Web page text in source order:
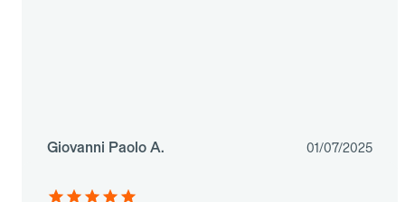
Giovanni Paolo A. 01/07/2025